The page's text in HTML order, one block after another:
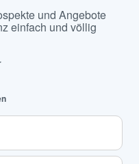
und Angebote
einfach und völlig